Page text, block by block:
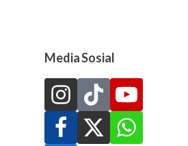
Media Sosial